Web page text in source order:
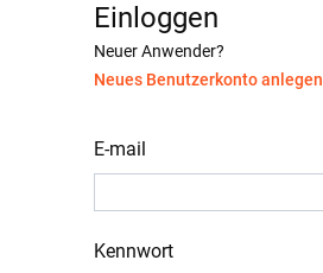
Einloggen
Neuer Anwender?
Neues Benutzerkonto anlegen
E-mail
Kennwort